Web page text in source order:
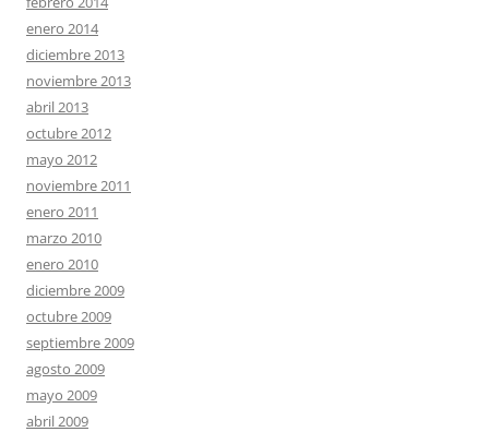
enero 2014
diciembre 2013
noviembre 2013
abril 2013
octubre 2012
mayo 2012
noviembre 2011
enero 2011
marzo 2010
enero 2010
diciembre 2009
octubre 2009
septiembre 2009
agosto 2009
mayo 2009
abril 2009